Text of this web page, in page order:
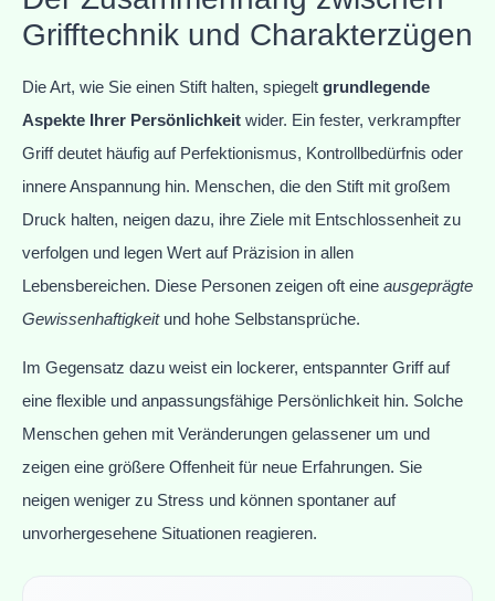
Grifftechnik und Charakterzügen
Die Art, wie Sie einen Stift halten, spiegelt grundlegende
Aspekte Ihrer Persönlichkeit wider. Ein fester, verkrampfter
Griff deutet häufig auf Perfektionismus, Kontrollbedürfnis oder
innere Anspannung hin. Menschen, die den Stift mit großem
Druck halten, neigen dazu, ihre Ziele mit Entschlossenheit zu
verfolgen und legen Wert auf Präzision in allen
Lebensbereichen. Diese Personen zeigen oft eine ausgeprägte
Gewissenhaftigkeitund hohe Selbstansprüche.
Im Gegensatz dazu weist ein lockerer, entspannter Griff auf
eine flexible und anpassungsfähige Persönlichkeit hin. Solche
Menschen gehen mit Veränderungen gelassener um und
zeigen eine größere Offenheit für neue Erfahrungen. Sie
neigen weniger zu Stress und können spontaner auf
unvorhergesehene Situationen reagieren.